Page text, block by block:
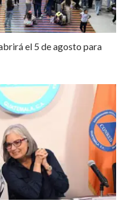
el 5 de agosto para